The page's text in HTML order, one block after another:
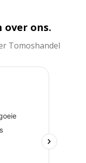
over ons.
Tomoshandel